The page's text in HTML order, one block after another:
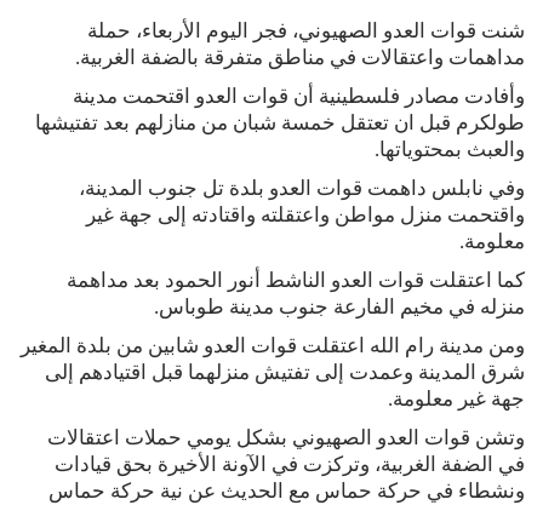
شنت قوات العدو الصهيوني، فجر اليوم الأربعاء، حملة
مداهمات واعتقالات في مناطق متفرقة بالضفة الغربية.
وأفادت مصادر فلسطينية أن قوات العدو اقتحمت مدينة
طولكرم قبل ان تعتقل خمسة شبان من منازلهم بعد تفتيشها
والعبث بمحتوياتها.
وفي نابلس داهمت قوات العدو بلدة تل جنوب المدينة،
واقتحمت منزل مواطن واعتقلته واقتادته إلى جهة غير
معلومة.
كما اعتقلت قوات العدو الناشط أنور الحمود بعد مداهمة
منزله في مخيم الفارعة جنوب مدينة طوباس.
ومن مدينة رام الله اعتقلت قوات العدو شابين من بلدة المغير
شرق المدينة وعمدت إلى تفتيش منزلهما قبل اقتيادهم إلى
جهة غير معلومة.
وتشن قوات العدو الصهيوني بشكل يومي حملات اعتقالات
في الضفة الغربية، وتركزت في الآونة الأخيرة بحق قيادات
ونشطاء في حركة حماس مع الحديث عن نية حركة حماس